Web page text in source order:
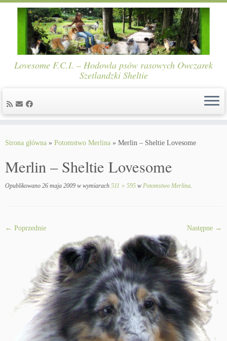
Lovesome F.C.I. – Hodowla psów rasowych Owczarek
Szetlandzki Sheltie
Strona główna » Potomstwo Merlina » Merlin – Sheltie Lovesome
Merlin – Sheltie Lovesome
Opublikowano 26 maja 2009 w wymiarach 511 × 595 w Potomstwo Merlina.
← Poprzednie Następne →